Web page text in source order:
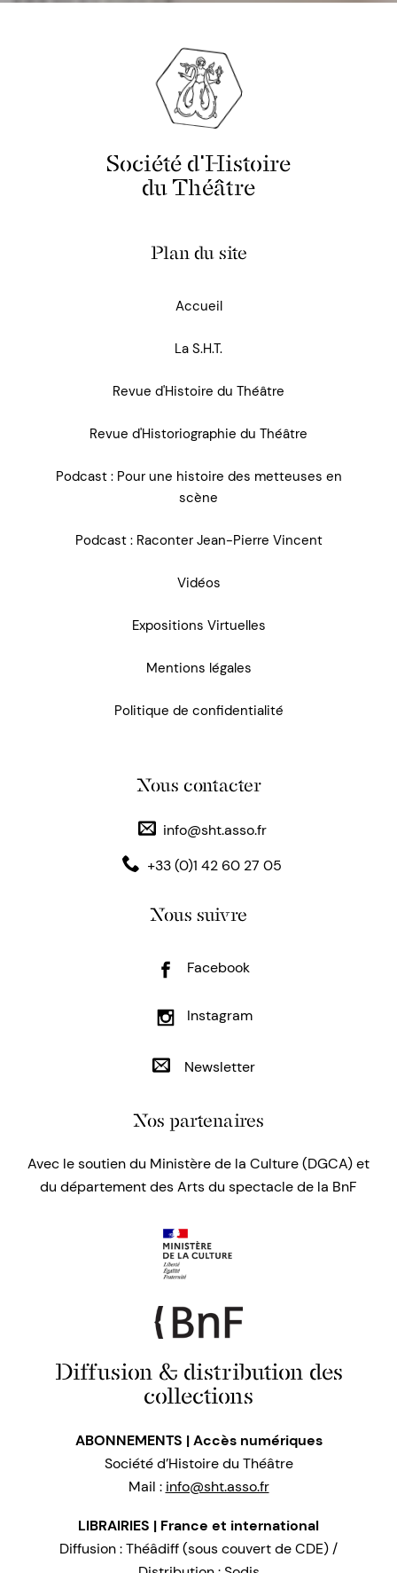
Société d'Histoire
du Théâtre
Plan du site
Accueil
La S.H.T.
Revue d'Histoire du Théâtre
Revue d'Historiographie du Théâtre
Podcast : Pour une histoire des metteuses en
scène
Podcast : Raconter Jean-Pierre Vincent
Vidéos
Expositions Virtuelles
Mentions légales
Politique de confidentialité
Nous contacter
info@sht.asso.fr
+33 (0)1 42 60 27 05
Nous suivre
Facebook
Instagram
Newsletter
Nos partenaires
Avec le soutien du Ministère de la Culture (DGCA) et
du département des Arts du spectacle de la BnF
Diffusion & distribution des
collections
ABONNEMENTS | Accès numériques
Société d’Histoire du Théâtre
Mail : info@sht.asso.fr
LIBRAIRIES | France et international
Diffusion : Théâdiff (sous couvert de CDE) /